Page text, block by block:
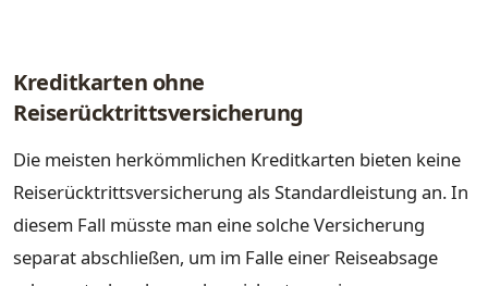
Kreditkarten ohne
Reiserücktrittsversicherung
Die meisten herkömmlichen Kreditkarten bieten keine
Reiserücktrittsversicherung als Standardleistung an. In
diesem Fall müsste man eine solche Versicherung
separat abschließen, um im Falle einer Reiseabsage